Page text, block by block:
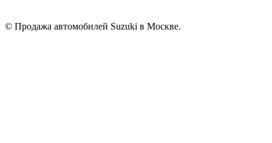
© Продажа автомобилей Suzuki в Москве.